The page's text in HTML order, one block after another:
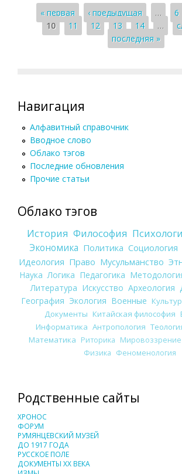
Страницы
« первая ‹ предыдущая … 6
10
11 12 13 14 …
последняя »
Навигация
Алфавитный справочник
Вводное слово
Облако тэгов
Последние обновления
Прочие статьи
Облако тэгов
История Философия
Экономика Политика Социология
Идеология Право Мусульманство
Наука Логика Педагогика
Литература Искусство Археология
География Экология Военные
Документы Китайская философия
Информатика Антропология
Математика Риторика Мировоззрение
Физика Феноменология
Родственные сайты
ХРОНОС
ФОРУМ
РУМЯНЦЕВСКИЙ МУЗЕЙ
ДО 1917 ГОДА
РУССКОЕ ПОЛЕ
ДОКУМЕНТЫ XX ВЕКА